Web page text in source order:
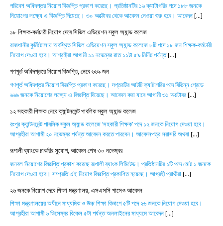
পরিবেশ অধিদপ্তর নিয়োগ বিজ্ঞপ্তি প্রকাশ করেছে। প্রতিষ্ঠানটির ১৬ ক্যাটাগরির পদে ১৮৮ জনকে
নিয়োগের লক্ষ্যে এ বিজ্ঞপ্তি দিয়েছে। ৩০ অক্টোবর থেকে আবেদন নেওয়া শুরু হবে। আবেদন[...]
১৮ শিক্ষক-কর্মচারী নিয়োগ দেবে সিভিল এভিয়েশন স্কুল অ্যান্ড কলেজ
রাজধানীর কুর্মিটোলায় অবস্থিত সিভিল এভিয়েশন স্কুল অ্যান্ড কলেজে ৮টি পদে ১৮ জন শিক্ষক-কর্মচারী
নিয়োগ দেওয়া হবে। আগ্রহীরা আগামী ১১ নভেম্বর রাত ১১টা ৫৯ মিনিট পর্যন্ত[...]
গণপূর্ত অধিদপ্তরে নিয়োগ বিজ্ঞপ্তি, নেবে ৬৬৯ জন
গণপূর্ত অধিদপ্তর নিয়োগ বিজ্ঞপ্তি প্রকাশ করেছে। দপ্তরটির আটটি ক্যাটাগরির পদে বিভিন্ন গ্রেডে
৬৬৯ জনকে নিয়োগের লক্ষ্যে এ বিজ্ঞপ্তি দিয়েছে। আবেদন করা যাবে আগামী ৩১ অক্টোবর[...]
১২ সহকারী শিক্ষক নেবে ক্যান্টনমেন্ট পাবলিক স্কুল অ্যান্ড কলেজ
রংপুর ক্যান্টনমেন্ট পাবলিক স্কুল অ্যান্ড কলেজে ‘সহকারী শিক্ষক’ পদে ১২ জনকে নিয়োগ দেওয়া হবে।
আগ্রহীরা আগামী ২০ নভেম্বর পর্যন্ত আবেদন করতে পারবেন। আবেদনপত্র সরাসরি অথবা[...]
রূপালী ব্যাংকে চাকরির সুযোগ, আবেদন শেষ ৩০ নভেম্বর
জনবল নিয়োগের বিজ্ঞপ্তি প্রকাশ করেছে রূপালী ব্যাংক লিমিটেড। প্রতিষ্ঠানটির ১টি পদে মোট ১ জনকে
নিয়োগ দেওয়া হবে। সম্প্রতি এই নিয়োগ বিজ্ঞপ্তি প্রকাশিত হয়েছে। আগ্রহী প্রার্থীরা[...]
২৬ জনকে নিয়োগ দেবে শিক্ষা মন্ত্রণালয়, এসএসসি পাসেও আবেদন
শিক্ষা মন্ত্রণালয়ের অধীনে মাধ্যমিক ও উচ্চ শিক্ষা বিভাগে ৫টি পদে ২৬ জনকে নিয়োগ দেওয়া হবে।
আগ্রহীরা আগামী ৬ ডিসেম্বর বিকেল ৫টা পর্যন্ত অনলাইনের মাধ্যমে আবেদন[...]